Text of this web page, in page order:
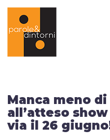
Manca meno
all’atteso
via il 26